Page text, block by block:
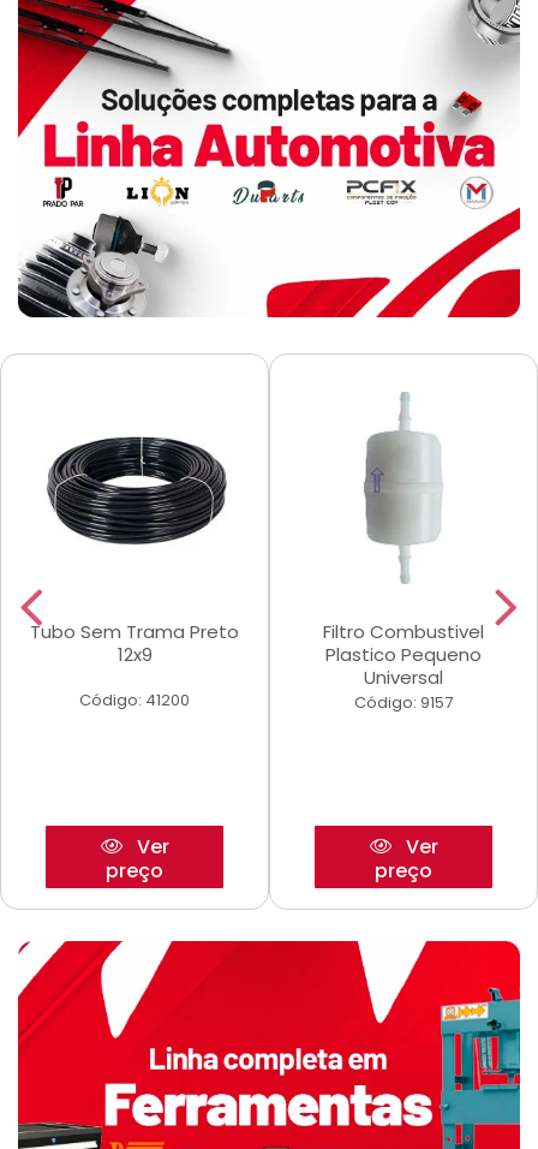
Tubo Sem Trama Preto
12x9
Código: 41200
Ver
preço
Filtro Combustivel
Plastico Pequeno
Universal
Código: 9157
Ver
preço